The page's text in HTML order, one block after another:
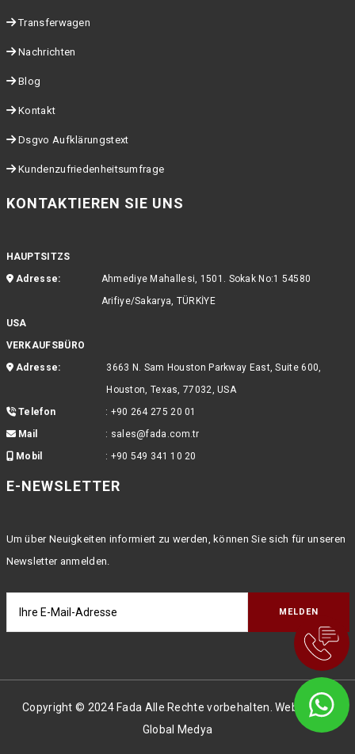
Transferwagen
Nachrichten
Blog
Kontakt
Dsgvo Aufklärungstext
Kundenzufriedenheitsumfrage
KONTAKTIEREN SIE UNS
HAUPTSITZS
Adresse:
Ahmediye Mahallesi, 1501. Sokak No:1 54580
Arifiye/Sakarya, TÜRKİYE
USA
VERKAUFSBÜRO
Adresse:
3663 N. Sam Houston Parkway East, Suite 600,
Houston, Texas, 77032, USA
Telefon
: +90 264 275 20 01
Mail
: sales@fada.com.tr
Mobil
: +90 549 341 10 20
E-NEWSLETTER
Um über Neuigkeiten informiert zu werden, können Sie sich für unseren
Newsletter anmelden.
Copyright © 2024 Fada Alle Rechte vorbehalten. Webdesign
Global Medya